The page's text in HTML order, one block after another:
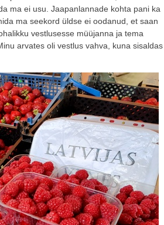
ma ei usu. Jaapanlannade kohta pani ka
ma seekord üldse ei oodanud, et saan
vestlusesse müüjanna ja tema
arvates oli vestlus vahva, kuna sisaldas